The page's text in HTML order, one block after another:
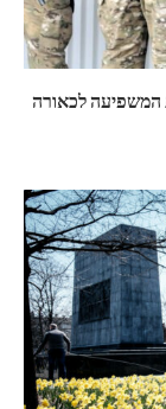
המשפיעה לכאורה